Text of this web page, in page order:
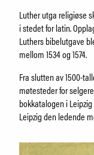
Luther utga religiøse
i stedet for latin.
Luthers bibelutgave
mellom 1534 og 1574.
Fra slutten av 1500-
møtesteder for
bokkatalogen i
Leipzig den ledende